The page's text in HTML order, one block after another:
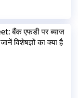
बैंक एफडी पर ब्याज
विशेषज्ञों का क्या है